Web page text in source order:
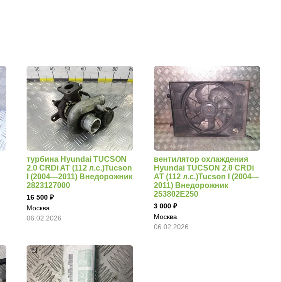
турбина Hyundai TUCSON
2.0 CRDi AT (112 л.с.)Tucson
I (2004—2011) Внедорожник
2823127000
16 500
Москва
06.02.2026
вентилятор охлаждения
Hyundai TUCSON 2.0 CRDi
AT (112 л.с.)Tucson I (2004—
2011) Внедорожник
253802E250
3 000
Москва
06.02.2026